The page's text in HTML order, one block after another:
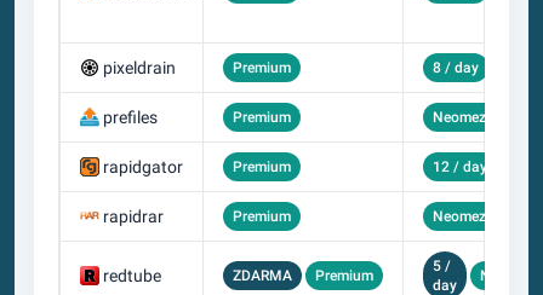
pixeldrain Premium 8 / day
prefiles Premium Neomezený
rapidgator Premium 12 / day
rapidrar Premium Neomezený
redtube ZDARMA Premium
5 /
day